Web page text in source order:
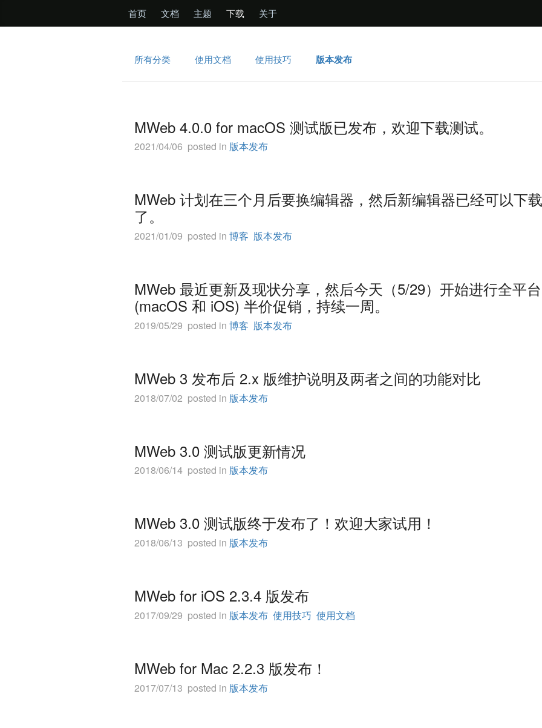
首页 文档 主题 下载 关于
所有分类 使用文档 使用技巧 版本发布
MWeb 4.0.0 for macOS 测试版已发布，欢迎下载测试。
2021/04/06 posted in 版本发布
MWeb 计划在三个月后要换编辑器，然后新编辑器已经可以下
了。
2021/01/09 posted in 博客 版本发布
MWeb 最近更新及现状分享，然后今天（5/29）开始进行全平台
(macOS 和 iOS) 半价促销，持续一周。
2019/05/29 posted in 博客 版本发布
MWeb 3 发布后 2.x 版维护说明及两者之间的功能对比
2018/07/02 posted in 版本发布
MWeb 3.0 测试版更新情况
2018/06/14 posted in 版本发布
MWeb 3.0 测试版终于发布了！欢迎大家试用！
2018/06/13 posted in 版本发布
MWeb for iOS 2.3.4 版发布
2017/09/29 posted in 版本发布 使用技巧 使用文档
MWeb for Mac 2.2.3 版发布！
2017/07/13 posted in 版本发布